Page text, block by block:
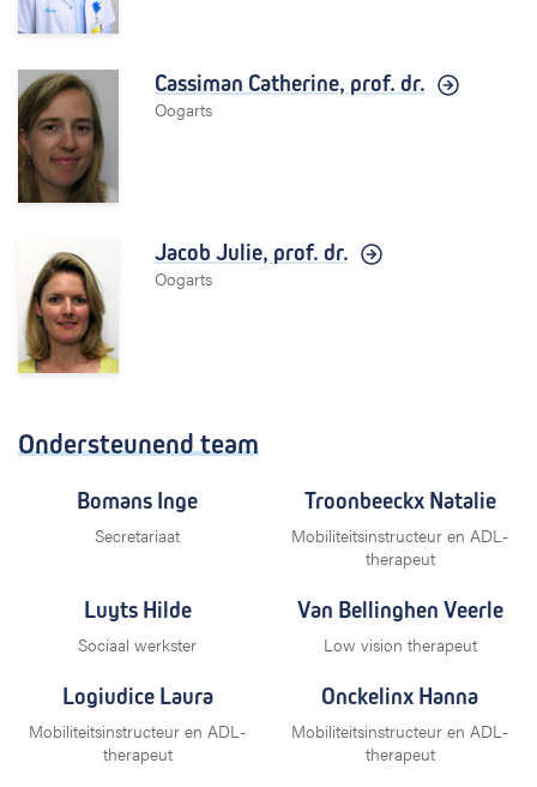
Cassiman Catherine, prof. dr.
Oogarts
Jacob Julie, prof. dr.
Oogarts
Ondersteunend team
Bomans Inge
Secretariaat
Troonbeeckx Natalie
Mobiliteitsinstructeur en ADL-
therapeut
Luyts Hilde
Sociaal werkster
Van Bellinghen Veerle
Low vision therapeut
Logiudice Laura
Mobiliteitsinstructeur en ADL-
therapeut
Onckelinx Hanna
Mobiliteitsinstructeur en ADL-
therapeut